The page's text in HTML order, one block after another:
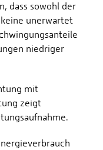
dass sowohl der
unerwartet
niedriger
mit
zeigt